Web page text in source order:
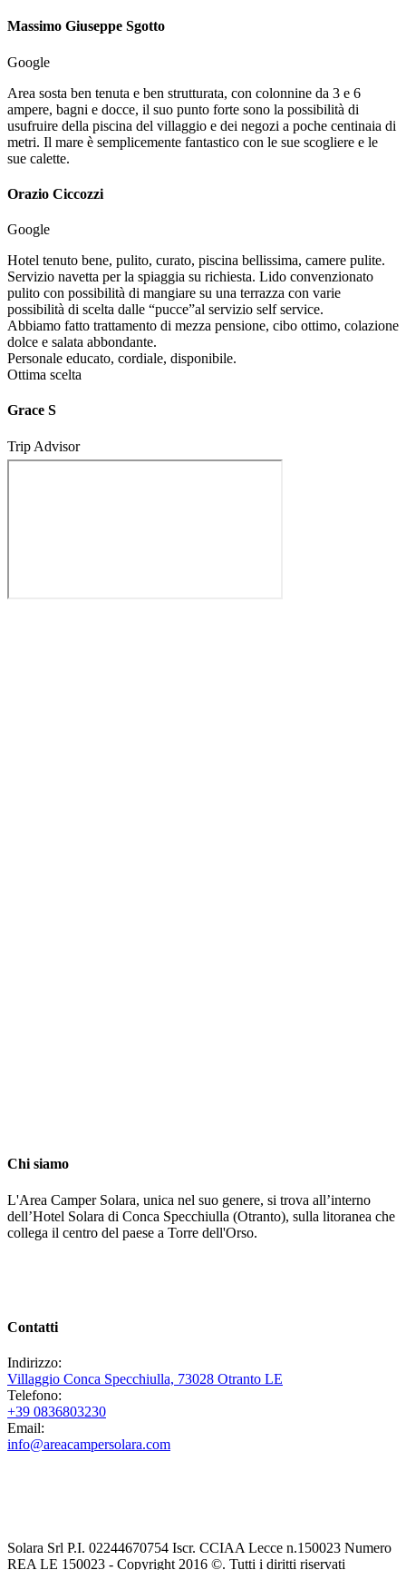
Massimo Giuseppe Sgotto
Google
Area sosta ben tenuta e ben strutturata, con colonnine da 3 e 6
ampere, bagni e docce, il suo punto forte sono la possibilità di
usufruire della piscina del villaggio e dei negozi a poche centinaia di
metri. Il mare è semplicemente fantastico con le sue scogliere e le
sue calette.
Orazio Ciccozzi
Google
Hotel tenuto bene, pulito, curato, piscina bellissima, camere pulite.
Servizio navetta per la spiaggia su richiesta. Lido convenzionato
pulito con possibilità di mangiare su una terrazza con varie
possibilità di scelta dalle “pucce”al servizio self service.
Abbiamo fatto trattamento di mezza pensione, cibo ottimo, colazione
dolce e salata abbondante.
Personale educato, cordiale, disponibile.
Ottima scelta
Grace S
Trip Advisor
Chi siamo
L'Area Camper Solara, unica nel suo genere, si trova all’interno
dell’Hotel Solara di Conca Specchiulla (Otranto), sulla litoranea che
collega il centro del paese a Torre dell'Orso.
Contatti
Indirizzo:
Villaggio Conca Specchiulla, 73028 Otranto LE
Telefono:
+39 0836803230
Email:
info@areacampersolara.com
Solara Srl P.I. 02244670754 Iscr. CCIAA Lecce n.150023 Numero
REA LE 150023 - Copyright 2016 ©. Tutti i diritti riservati